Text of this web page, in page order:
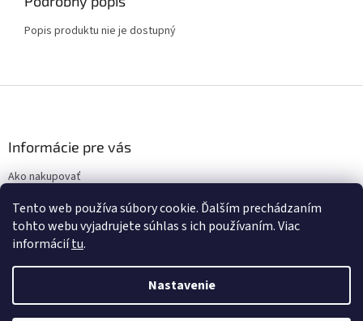
Tento web používa súbory cookie. Ďalším prechádzaním
tohto webu vyjadrujete súhlas s ich používaním. Viac
informáciítu.
Nastavenie
Popis produktu nie je dostupný
i
Informácie pre vás
Ako nakupovať
Podmienky ochrany osobných údajov
Vytvoril Shoptet